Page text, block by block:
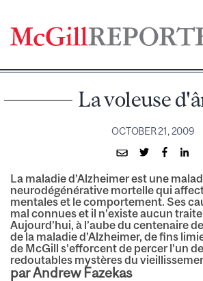
content
La voleuse
OCTOBER 21, 2009
La maladie d’Alzheimer est une
neurodégénérative mortelle qui
mentales et le comportement. Ses
mal connues et il n’existe aucun
Aujourd’hui, à l’aube du centenaire
de la maladie d’Alzheimer, de fins
de McGill s’efforcent de percer l’un
redoutables mystères du
par Andrew Fazekas